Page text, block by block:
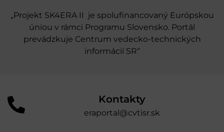
„Projekt SK4ERA II je spolufinancovaný Európskou
úniou v rámci Programu Slovensko. Portál
prevádzkuje Centrum vedecko-technických
informácií SR“
Kontakty
eraportal@cvtisr.sk